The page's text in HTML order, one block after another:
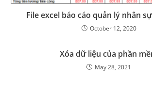
File excel báo cáo quản lý nhân
October 12, 2020
Xóa dữ liệu của phần
May 28, 2021